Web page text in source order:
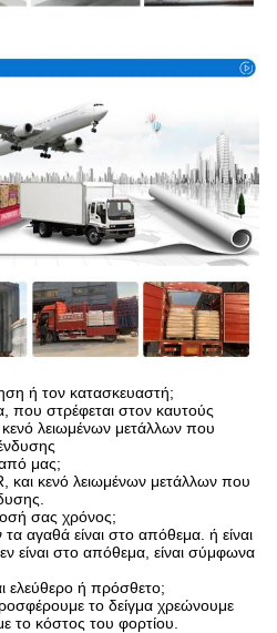
ή τον κατασκευαστή;
που στρέφεται στον καυτούς
κενό λειωμένων μετάλλων που
μας;
και κενό λειωμένων μετάλλων που
σας χρόνος;
τα αγαθά είναι στο απόθεμα. ή είναι
είναι στο απόθεμα, είναι σύμφωνα
ελεύθερο ή πρόσθετο;
το δείγμα χρεώνουμε
κόστος του φορτίου.